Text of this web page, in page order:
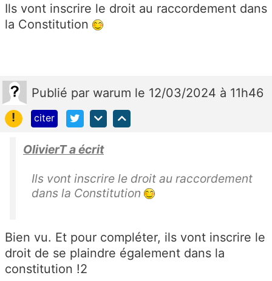
Ils vont inscrire le droit au raccordement dans
la Constitution
Publié par warum le 12/03/2024 à 11h46
!
citer
OlivierT a écrit
Ils vont inscrire le droit au raccordement
dans la Constitution
Bien vu. Et pour compléter, ils vont inscrire le
droit de se plaindre également dans la
constitution !2